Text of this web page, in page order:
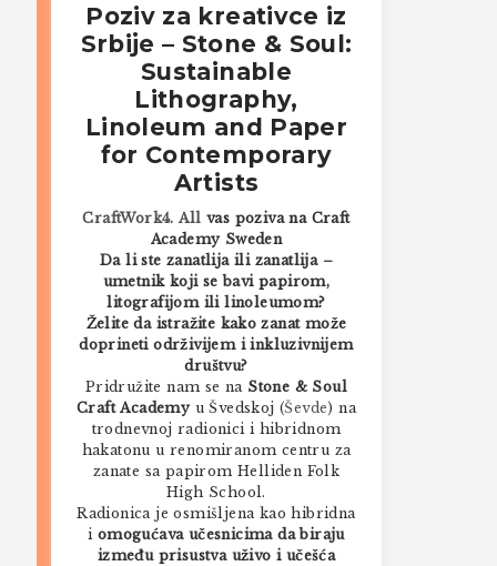
Poziv za kreativce iz
Srbije – Stone & Soul:
Sustainable
Lithography,
Linoleum and Paper
for Contemporary
Artists
CraftWork4. All vas poziva na Craft
Academy Sweden
Da li ste zanatlija ili zanatlija –
umetnik koji se bavi papirom,
litografijom ili linoleumom?
Želite da istražite kako zanat može
doprineti održivijem i inkluzivnijem
društvu?
Pridružite nam se na Stone & Soul
Craft Academyu Švedskoj (Ševde) na
trodnevnoj radionici i hibridnom
hakatonu u renomiranom centru za
zanate sa papirom Helliden Folk
High School.
Radionica je osmišljena kao hibridna
i omogućava učesnicima da biraju
između prisustva uživo i učešća